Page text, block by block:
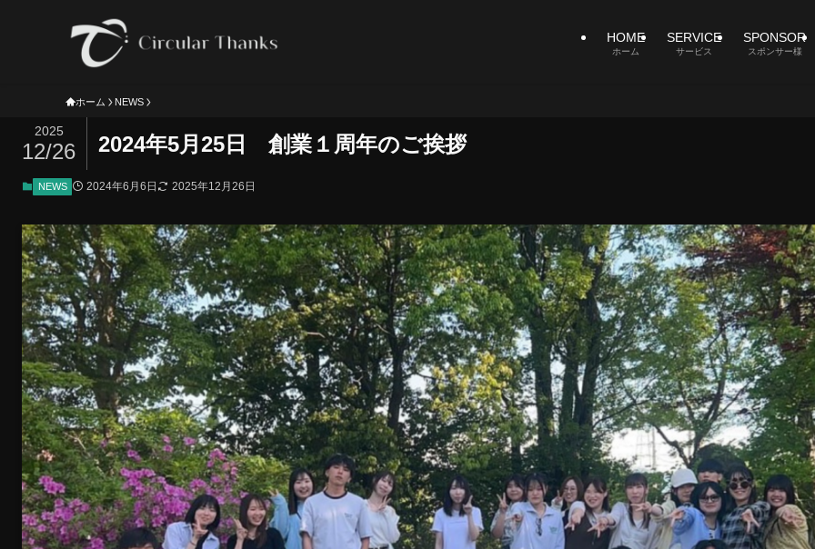
HOME
ホーム
SERVICE
サービス
SPONSOR
スポンサー様
ホーム NEWS
2024年5月25日 創業１周年のご挨拶
2025
12/26
NEWS 2024年6月6日 2025年12月26日